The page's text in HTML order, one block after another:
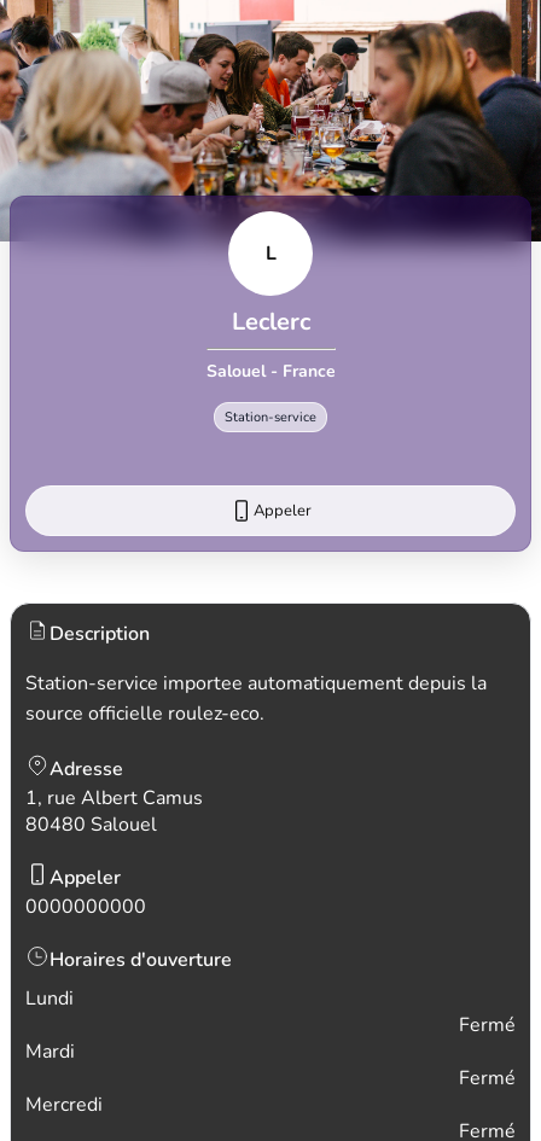
L
Leclerc
Salouel - France
Station-service
Appeler
Description
Station-service importee automatiquement depuis la
source officielle roulez-eco.
Adresse
1, rue Albert Camus
80480 Salouel
Appeler
0000000000
Horaires d'ouverture
Lundi
Fermé
Mardi
Fermé
Mercredi
Fermé